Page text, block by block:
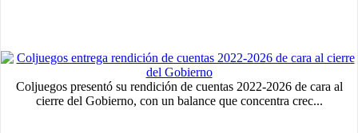
Coljuegos presentó su rendición de cuentas 2022-2026 de cara al
cierre del Gobierno, con un balance que concentra crec...